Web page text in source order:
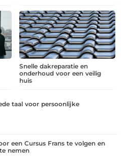
Snelle dakreparatie en
onderhoud voor een veilig
huis
taal voor persoonlijke
een Cursus Frans te volgen en
nemen